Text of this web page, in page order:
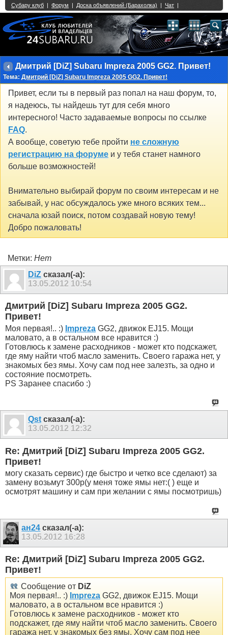
Дмитрий [DiZ] Subaru Impreza 2005 GG2. Привет!
Тема: Дмитрий [DiZ] Subaru Impreza 2005 GG2. Привет!
Привет, если ты в первый раз попал на наш форум, то,
я надеюсь, ты найдешь тут для себя много
интересного! Часто задаваемые вопросы по ссылке
FAQ.
А вообще, советую тебе пройти не сложную
регистрацию на форуме и у тебя станет намного
больше возможностей!
Внимательно выбирай форум по своим интересам и не
забывай, у нас обсуждалось уже много всяких тем...
сначала юзай поиск, потом создавай новую тему!
Добро пожаловать!
Метки: Нет
DiZ сказал(-а):
13.05.2012 10:54
Дмитрий [DiZ] Subaru Impreza 2005 GG2.
Привет!
Моя первая!.. :) Impreza GG2, движок EJ15. Мощи
маловато, а в остальном все нравится :)
Готовлюсь к замене расходников - может кто подскажет,
где яму найти чтоб масло заменить. Своего гаража нет, у
знакомых без ямы. Хочу сам под нее залезть, за одно и
состояние посмотреть.
PS Заранее спасибо :)
Qst сказал(-а):
13.05.2012 12:32
Re: Дмитрий [DiZ] Subaru Impreza 2005 GG2.
Привет!
могу сказать сервис) где быстро и четко все сделают) за
замену возьмут 300р(у меня тоже ямы нет:( ) еще и
осмотрят машину и сам при желании с ямы посмотришь)
ан24 сказал(-а):
13.05.2012 16:28
Re: Дмитрий [DiZ] Subaru Impreza 2005 GG2.
Привет!
Сообщение от DiZ
Моя первая!.. :) Impreza GG2, движок EJ15. Мощи
маловато, а в остальном все нравится :)
Готовлюсь к замене расходников - может кто
подскажет, где яму найти чтоб масло заменить. Своего
гаража нет, у знакомых без ямы. Хочу сам под нее
Single Sign On provided byvBSSO
2 3 4 5 6 7 8 9 10 11 12 13 14 15 16 17 18 21 22 23 24 25 26
27 28 29 30 31 32 33 34 35 36 37 38 39 40 41 42 43